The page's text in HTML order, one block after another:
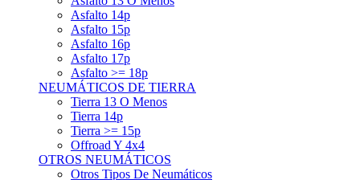
Asfalto 14p
Asfalto 15p
Asfalto 16p
Asfalto 17p
Asfalto >= 18p
NEUMÁTICOS DE TIERRA
Tierra 13 O Menos
Tierra 14p
Tierra >= 15p
Offroad Y 4x4
OTROS NEUMÁTICOS
Otros Tipos De Neumáticos